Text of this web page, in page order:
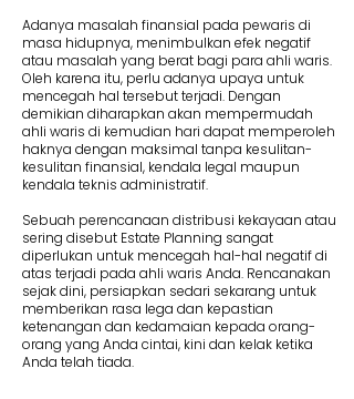
Adanya masalah finansial pada pewaris di
masa hidupnya, menimbulkan efek negatif
atau masalah yang berat bagi para ahli waris.
Oleh karena itu, perlu adanya upaya untuk
mencegah hal tersebut terjadi. Dengan
demikian diharapkan akan mempermudah
ahli waris di kemudian hari dapat memperoleh
haknya dengan maksimal tanpa kesulitan-
kesulitan finansial, kendala legal maupun
kendala teknis administratif.
Sebuah perencanaan distribusi kekayaan atau
sering disebut Estate Planning sangat
diperlukan untuk mencegah hal-hal negatif di
atas terjadi pada ahli waris Anda. Rencanakan
sejak dini, persiapkan sedari sekarang untuk
memberikan rasa lega dan kepastian
ketenangan dan kedamaian kepada orang-
orang yang Anda cintai, kini dan kelak ketika
Anda telah tiada.